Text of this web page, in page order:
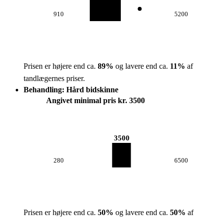
910 5200
Prisen er højere end ca. 89% og lavere end ca. 11% af
tandlægernes priser.
Behandling: Hård bidskinne
Angivet minimal pris kr. 3500
280
3500
6500
Prisen er højere end ca. 50% og lavere end ca. 50% af